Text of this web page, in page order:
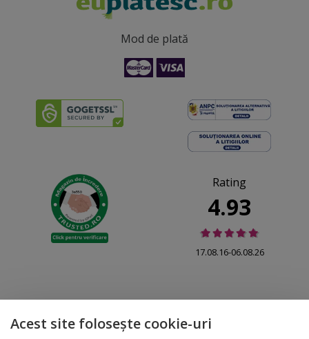
Mod de plată
Rating
4.93
17.08.16-06.08.26
© 2026 Folina.ro | All Rights Reserved. Folina.ro | Designed by Artvertising
Acest site folosește cookie-uri